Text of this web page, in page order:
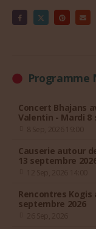
Programme
Concert Bhajans
Valentin - Mardi 8
Causerie autour
13 septembre
Rencontres Kogis
septembre 2026